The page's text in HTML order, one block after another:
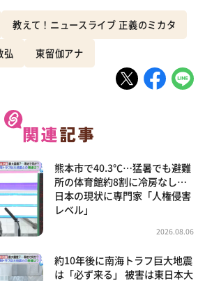
教えて！ニュースライブ 正義のミカタ
弘 東留伽アナ
熊本市で40.3℃…猛暑でも避難
所の体育館約8割に冷房なし…
日本の現状に専門家「人権侵害
レベル」
2026.08.06
約10年後に南海トラフ巨大地震
は「必ず来る」 被害は東日本大